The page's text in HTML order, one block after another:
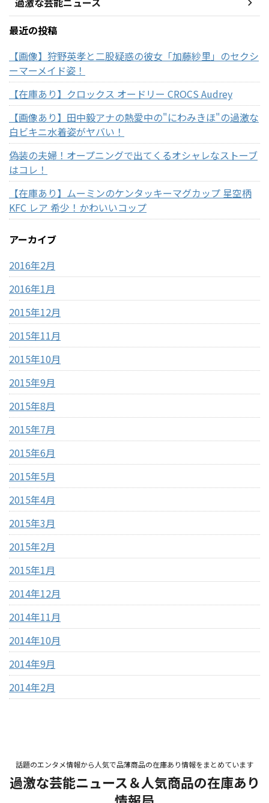
最近の投稿
【画像】狩野英孝と二股疑惑の彼女「加藤紗里」のセクシ
ーマーメイド姿！
【在庫あり】クロックス オードリー CROCS Audrey
【画像あり】田中毅アナの熱愛中の"にわみきほ"の過激な
白ビキニ水着姿がヤバい！
偽装の夫婦！オープニングで出てくるオシャレなストーブ
はコレ！
【在庫あり】ムーミンのケンタッキーマグカップ 星空柄
KFC レア 希少！かわいいコップ
アーカイブ
2016年2月
2016年1月
2015年12月
2015年11月
2015年10月
2015年9月
2015年8月
2015年7月
2015年6月
2015年5月
2015年4月
2015年3月
2015年2月
2015年1月
2014年12月
2014年11月
2014年10月
2014年9月
2014年2月
話題のエンタメ情報から人気で品薄商品の在庫あり情報をまとめています
過激な芸能ニュース＆人気商品の在庫あり